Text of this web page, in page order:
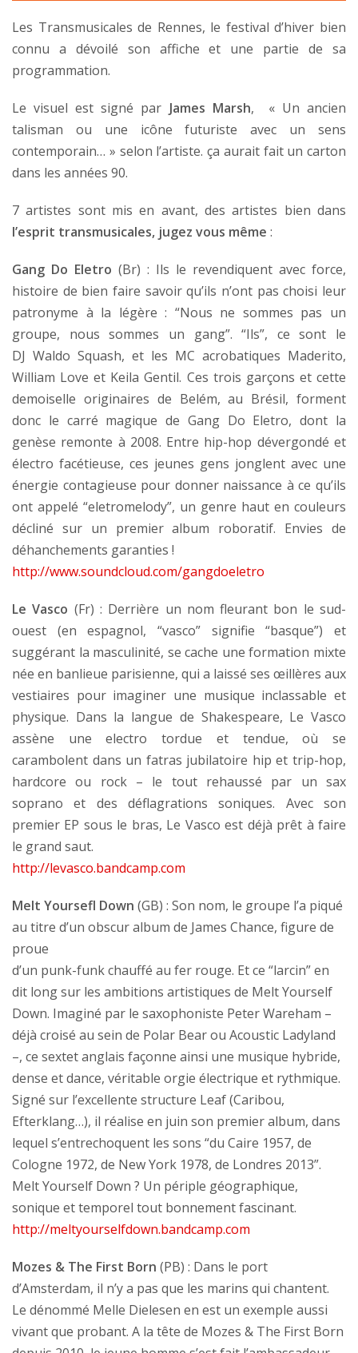
Les Transmusicales de Rennes, le festival d’hiver bien
connu a dévoilé son affiche et une partie de sa
programmation.
Le visuel est signé par James Marsh, « Un ancien
talisman ou une icône futuriste avec un sens
contemporain… » selon l’artiste. ça aurait fait un carton
dans les années 90.
7 artistes sont mis en avant, des artistes bien dans
l’esprit transmusicales, jugez vous même :
Gang Do Eletro (Br) : Ils le revendiquent avec force,
histoire de bien faire savoir qu’ils n’ont pas choisi leur
patronyme à la légère : “Nous ne sommes pas un
groupe, nous sommes un gang”. “Ils”, ce sont le
DJ Waldo Squash, et les MC acrobatiques Maderito,
William Love et Keila Gentil. Ces trois garçons et cette
demoiselle originaires de Belém, au Brésil, forment
donc le carré magique de Gang Do Eletro, dont la
genèse remonte à 2008. Entre hip-hop dévergondé et
électro facétieuse, ces jeunes gens jonglent avec une
énergie contagieuse pour donner naissance à ce qu’ils
ont appelé “eletromelody”, un genre haut en couleurs
décliné sur un premier album roboratif. Envies de
déhanchements garanties !
http://www.soundcloud.com/gangdoeletro
Le Vasco (Fr) : Derrière un nom fleurant bon le sud-
ouest (en espagnol, “vasco” signifie “basque”) et
suggérant la masculinité, se cache une formation mixte
née en banlieue parisienne, qui a laissé ses œillères aux
vestiaires pour imaginer une musique inclassable et
physique. Dans la langue de Shakespeare, Le Vasco
assène une electro tordue et tendue, où se
carambolent dans un fatras jubilatoire hip et trip-hop,
hardcore ou rock – le tout rehaussé par un sax
soprano et des déflagrations soniques. Avec son
premier EP sous le bras, Le Vasco est déjà prêt à faire
le grand saut.
http://levasco.bandcamp.com
Melt Yoursefl Down (GB) : Son nom, le groupe l’a piqué
au titre d’un obscur album de James Chance, figure de
proue
d’un punk-funk chauffé au fer rouge. Et ce “larcin” en
dit long sur les ambitions artistiques de Melt Yourself
Down. Imaginé par le saxophoniste Peter Wareham –
déjà croisé au sein de Polar Bear ou Acoustic Ladyland
–, ce sextet anglais façonne ainsi une musique hybride,
dense et dance, véritable orgie électrique et rythmique.
Signé sur l’excellente structure Leaf (Caribou,
Efterklang…), il réalise en juin son premier album, dans
lequel s’entrechoquent les sons “du Caire 1957, de
Cologne 1972, de New York 1978, de Londres 2013”.
Melt Yourself Down ? Un périple géographique,
sonique et temporel tout bonnement fascinant.
http://meltyourselfdown.bandcamp.com
Mozes & The First Born (PB) : Dans le port
d’Amsterdam, il n’y a pas que les marins qui chantent.
Le dénommé Melle Dielesen en est un exemple aussi
vivant que probant. A la tête de Mozes & The First Born